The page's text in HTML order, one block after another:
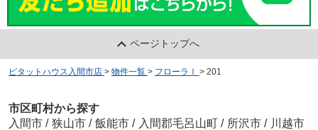
ページトップへ
ピタットハウス入間市店 > 物件一覧 > フローラⅠ > 201
市区町村から探す
入間市 / 狭山市 / 飯能市 / 入間郡毛呂山町 / 所沢市 / 川越市